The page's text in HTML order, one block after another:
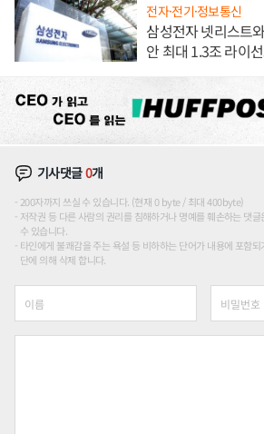
전자·전기·정보통신
삼성전자 넷리스트
안 최대 1.3조 라이
기사댓글0개
200자까지 쓰실 수 있습니다. (현재 0 byte / 최대 400byte)
저작권 등 다른 사람의 권리를 침해하거나 명예를 훼손하는 댓
수 있습니다.
타인에게 불쾌감을 주는 욕설 등 비하하는 단어가 내용에 포함
단에 의해 삭제 합니다.